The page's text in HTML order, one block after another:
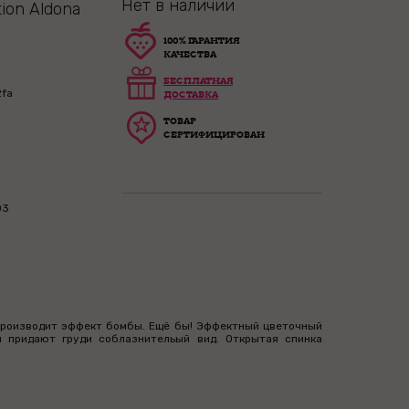
Aldona
Нет в наличии
100% ГАРАНТИЯ
КАЧЕСТВА
БЕСПЛАТНАЯ
ДОСТАВКА
ТОВАР
СЕРТИФИЦИРОВАН
эффект бомбы. Ещё бы! Эффектный цветочный
груди соблазнительый вид. Открытая спинка